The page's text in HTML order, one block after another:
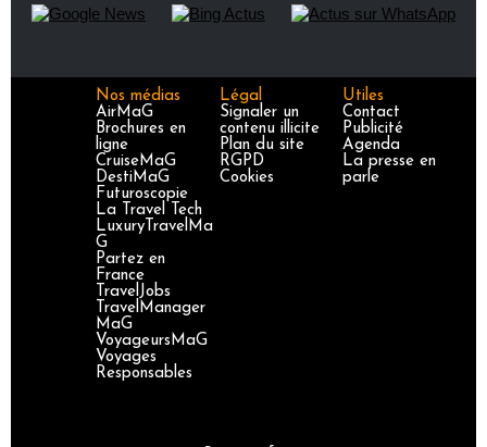
Nos médias
AirMaG
Brochures en
ligne
CruiseMaG
DestiMaG
Futuroscopie
La Travel Tech
LuxuryTravelMa
G
Partez en
France
TravelJobs
TravelManager
MaG
VoyageursMaG
Voyages
Responsables
Légal
Signaler un
contenu illicite
Plan du site
RGPD
Cookies
Utiles
Contact
Publicité
Agenda
La presse en
parle